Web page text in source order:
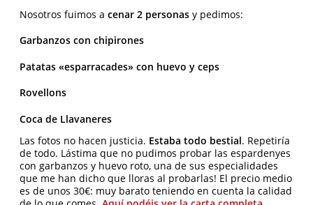
Nosotros fuimos a cenar 2 personas y pedimos:
Garbanzos con chipirones
Patatas «esparracades» con huevo y ceps
Rovellons
Coca de Llavaneres
Las fotos no hacen justicia. Estaba todo bestial. Repetiría
de todo. Lástima que no pudimos probar las espardenyes
con garbanzos y huevo roto, una de sus especialidades
que me han dicho que lloras al probarlas! El precio medio
es de unos 30€: muy barato teniendo en cuenta la calidad